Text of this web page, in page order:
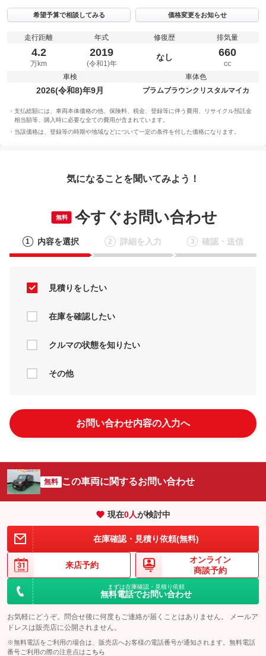
希望予算で相談してみる 価格変更をお知らせ
走行距離
4.2
万km
年式
2019
(令和1)年
修復歴
なし
排気量
660
cc
車検
2026(令和8)年9月
車体色
プラムブラウンクリスタルマイカ
支払総額には、車両本体価格の他、保険料、税金、登録等に伴う費用、リサイクル預託金
相当額等、購入時に必要な全ての費用が含まれています。
当該価格は、登録等の時期や地域などについて一定の条件を付した価格になります。
気になることを聞いてみよう！
無料 今すぐお問い合わせ
1 内容を選択 2 詳細を入力 3 確認・送信
見積りをしたい
在庫を確認したい
クルマの状態を知りたい
その他
お問い合わせ内容の入力へ
無料 この車両に関するお問い合わせ
現在0人が検討中
在庫確認・見積り依頼(無料)
来店予約
オンライン
商談予約
まずは在庫確認・見積り依頼
無料電話でお問い合わせ
お気軽にどうぞ。問合せ後に何度もご連絡が届くことはありません。 メールア
ドレスは販売店に公開されません。
※無料電話をご利用の場合は、販売店へお客様の電話番号が通知されます。無料電話
番号ご利用の際の注意点は こちら